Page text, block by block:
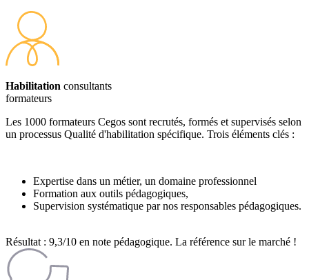
Habilitation consultants
formateurs
Les 1000 formateurs Cegos sont recrutés, formés et supervisés selon
un processus Qualité d'habilitation spécifique. Trois éléments clés :
Expertise dans un métier, un domaine professionnel
Formation aux outils pédagogiques,
Supervision systématique par nos responsables pédagogiques.
Résultat : 9,3/10 en note pédagogique. La référence sur le marché !